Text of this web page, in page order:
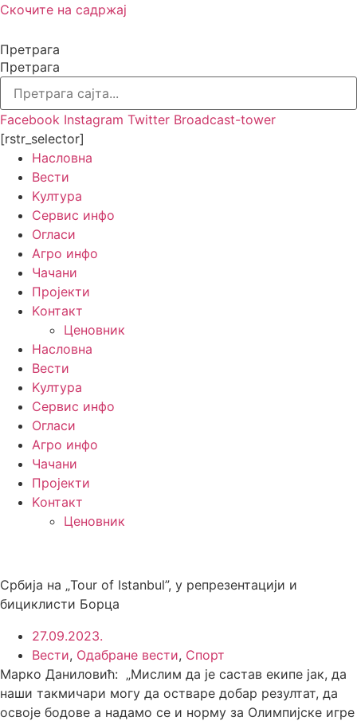
Скочите на садржај
Претрага
Претрага
Facebook Instagram Twitter Broadcast-tower
[rstr_selector]
Насловна
Вести
Kултура
Сервис инфо
Огласи
Агро инфо
Чачани
Пројекти
Kонтакт
Ценовник
Насловна
Вести
Kултура
Сервис инфо
Огласи
Агро инфо
Чачани
Пројекти
Kонтакт
Ценовник
Србија на „Tour of Istanbul”, у репрезентацији и
бициклисти Борца
27.09.2023.
Вести, Одабране вести, Спорт
Марко Даниловић: „Мислим да је састав екипе јак, да
наши такмичари могу да остваре добар резултат, да
освоје бодове а надамо се и норму за Олимпијске игре